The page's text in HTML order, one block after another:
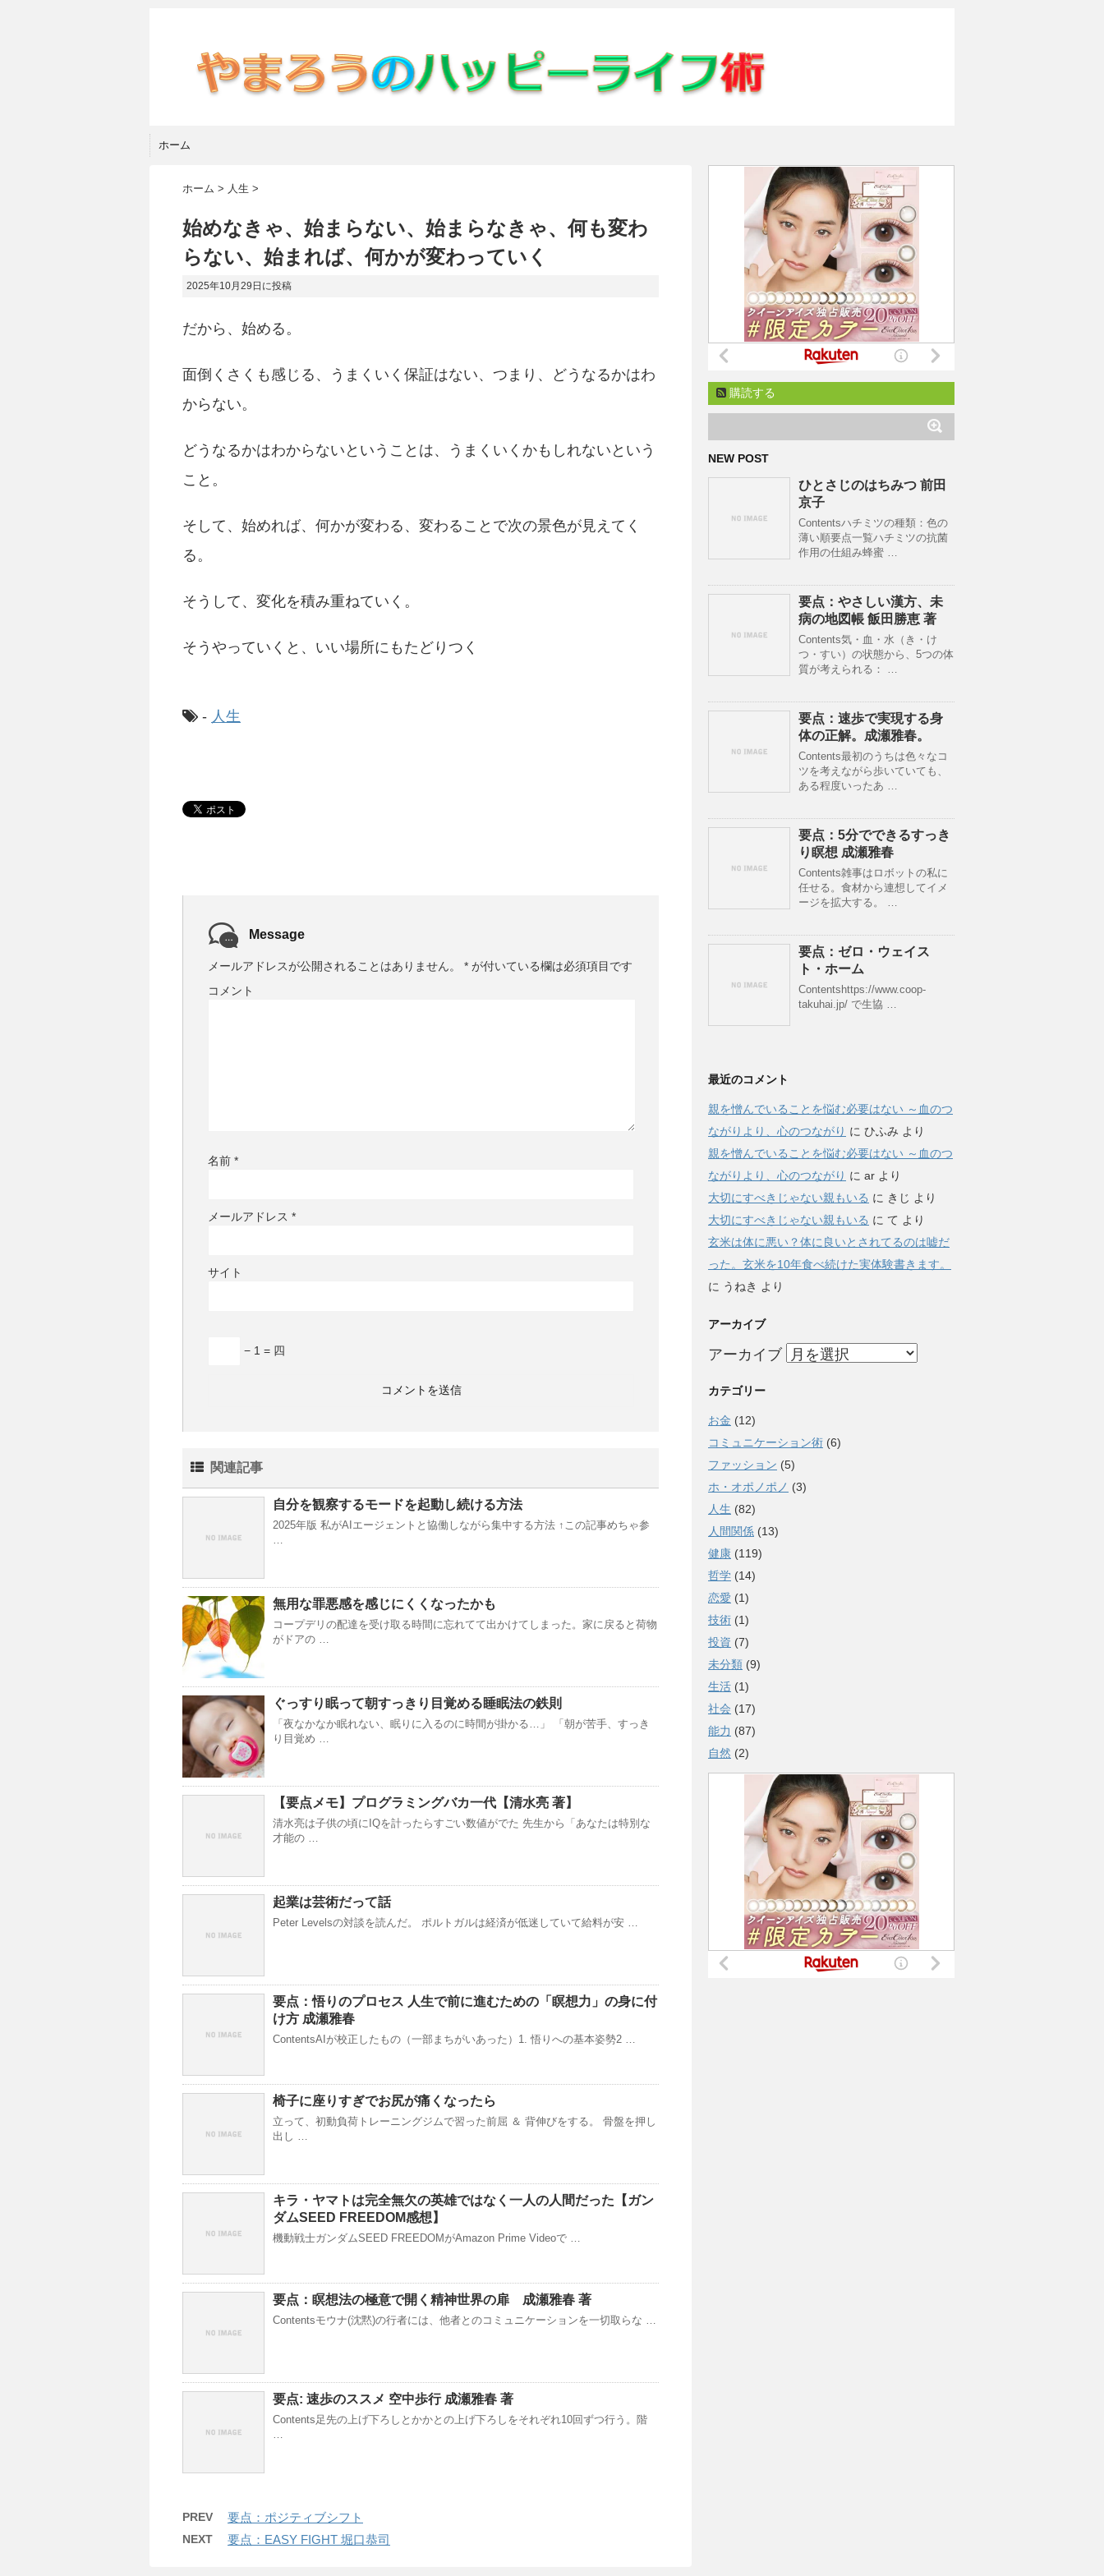
ホーム
ホーム > 人生 >
始めなきゃ、始まらない、始まらなきゃ、何も変わ
らない、始まれば、何かが変わっていく
2025年10月29日 に投稿
だから、始める。
面倒くさくも感じる、うまくいく保証はない、つまり、どうなるかはわ
からない。
どうなるかはわからないということは、うまくいくかもしれないという
こと。
そして、始めれば、何かが変わる、変わることで次の景色が見えてく
る。
そうして、変化を積み重ねていく。
そうやっていくと、いい場所にもたどりつく
- 人生
Message
メールアドレスが公開されることはありません。 * が付いている欄は必須項目です
コメント
名前 *
メールアドレス *
サイト
− 1 = 四
関連記事
自分を観察するモードを起動し続ける方法
2025年版 私がAIエージェントと協働しながら集中する方法 ↑この記事めちゃ参
…
無用な罪悪感を感じにくくなったかも
コープデリの配達を受け取る時間に忘れてて出かけてしまった。家に戻ると荷物
がドアの …
ぐっすり眠って朝すっきり目覚める睡眠法の鉄則
「夜なかなか眠れない、眠りに入るのに時間が掛かる…」 「朝が苦手、すっき
り目覚め …
【要点メモ】プログラミングバカ一代【清水亮 著】
清水亮は子供の頃にIQを計ったらすごい数値がでた 先生から「あなたは特別な
才能の …
起業は芸術だって話
Peter Levelsの対談を読んだ。 ポルトガルは経済が低迷していて給料が安 …
要点：悟りのプロセス 人生で前に進むための「瞑想力」の身に付
け方 成瀬雅春
ContentsAIが校正したもの（一部まちがいあった）1. 悟りへの基本姿勢2 …
椅子に座りすぎでお尻が痛くなったら
立って、初動負荷トレーニングジムで習った前屈 ＆ 背伸びをする。 骨盤を押し
出し …
キラ・ヤマトは完全無欠の英雄ではなく一人の人間だった【ガン
ダムSEED FREEDOM感想】
機動戦士ガンダムSEED FREEDOMがAmazon Prime Videoで …
要点：瞑想法の極意で開く精神世界の扉 成瀬雅春 著
Contentsモウナ(沈黙)の行者には、他者とのコミュニケーションを一切取らな …
要点: 速歩のススメ 空中歩行 成瀬雅春 著
Contents足先の上げ下ろしとかかとの上げ下ろしをそれぞれ10回ずつ行う。階
…
PREV 要点：ポジティブシフト
NEXT 要点：EASY FIGHT 堀口恭司
購読する
NEW POST
ひとさじのはちみつ 前田
京子
Contentsハチミツの種類：色の
薄い順要点一覧ハチミツの抗菌
作用の仕組み蜂蜜 …
要点：やさしい漢方、未
病の地図帳 飯田勝恵 著
Contents気・血・水（き・け
つ・すい）の状態から、5つの体
質が考えられる： …
要点：速歩で実現する身
体の正解。成瀬雅春。
Contents最初のうちは色々なコ
ツを考えながら歩いていても、
ある程度いったあ …
要点：5分でできるすっき
り瞑想 成瀬雅春
Contents雑事はロボットの私に
任せる。食材から連想してイメ
ージを拡大する。 …
要点：ゼロ・ウェイス
ト・ホーム
Contentshttps://www.coop-
takuhai.jp/ で生協 …
最近のコメント
親を憎んでいることを悩む必要はない ～血のつ
ながりより、心のつながり に ひふみ より
親を憎んでいることを悩む必要はない ～血のつ
ながりより、心のつながり に ar より
大切にすべきじゃない親もいる に きじ より
大切にすべきじゃない親もいる に て より
玄米は体に悪い？体に良いとされてるのは嘘だ
った。玄米を10年食べ続けた実体験書きます。
に うねき より
アーカイブ
アーカイブ
カテゴリー
お金 (12)
コミュニケーション術 (6)
ファッション (5)
ホ・オポノポノ (3)
人生 (82)
人間関係 (13)
健康 (119)
哲学 (14)
恋愛 (1)
技術 (1)
投資 (7)
未分類 (9)
生活 (1)
社会 (17)
能力 (87)
自然 (2)